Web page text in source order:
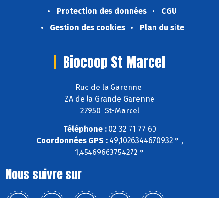
Protection des données
CGU
Gestion des cookies
Plan du site
Biocoop St Marcel
Rue de la Garenne
ZA de la Grande Garenne
27950 St-Marcel
Téléphone :02 32 71 77 60
Coordonnées GPS :49,1026344670932 ° ,
1,45469663754272 °
Nous suivre sur